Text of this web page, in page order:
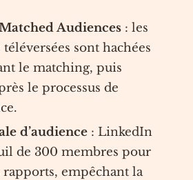
Audiences : les
téléversées sont hachées
le matching, puis
le processus de
d’audience : LinkedIn
de 300 membres pour
rapports, empêchant la